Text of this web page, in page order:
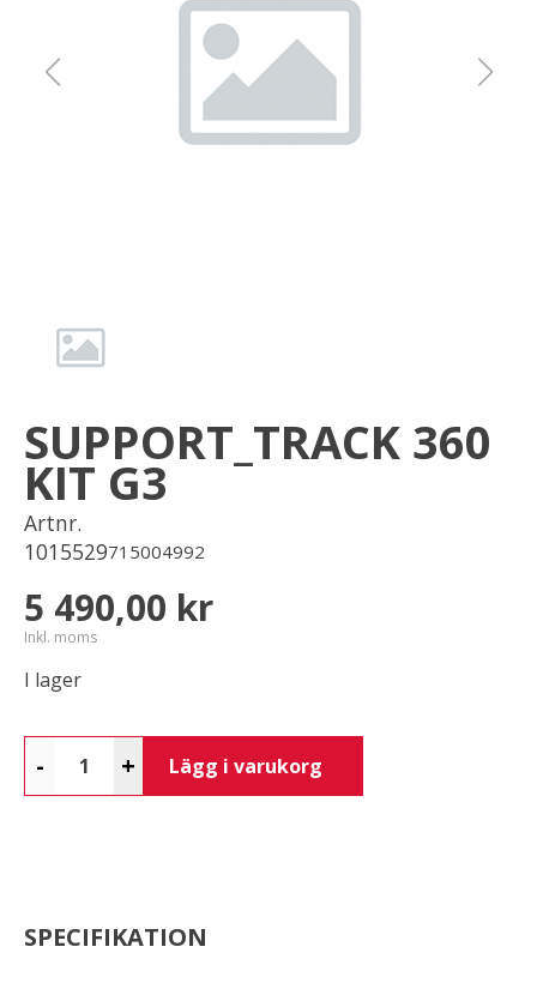
Släpvagnar & Skylift
SUPPORT_TRACK 360
KIT G3
Artnr.
1015529715004992
5 490,00 kr
Inkl. moms
I lager
- + Lägg i varukorg
SPECIFIKATION